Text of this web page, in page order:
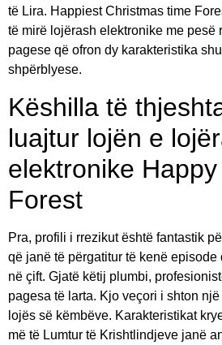
të Lira. Happiest Christmas time
të mirë lojërash elektronike me pesë
pagese që ofron dy karakteristika
shpërblyese.
Këshilla të
luajtur lojën e
elektronike
Forest
Pra, profili i rrezikut është fantastik
që janë të përgatitur të kenë episode
në çift. Gjatë këtij plumbi,
pagesa të larta. Kjo veçori i shton
lojës së këmbëve. Karakteristikat
më të Lumtur të Krishtlindjeve janë